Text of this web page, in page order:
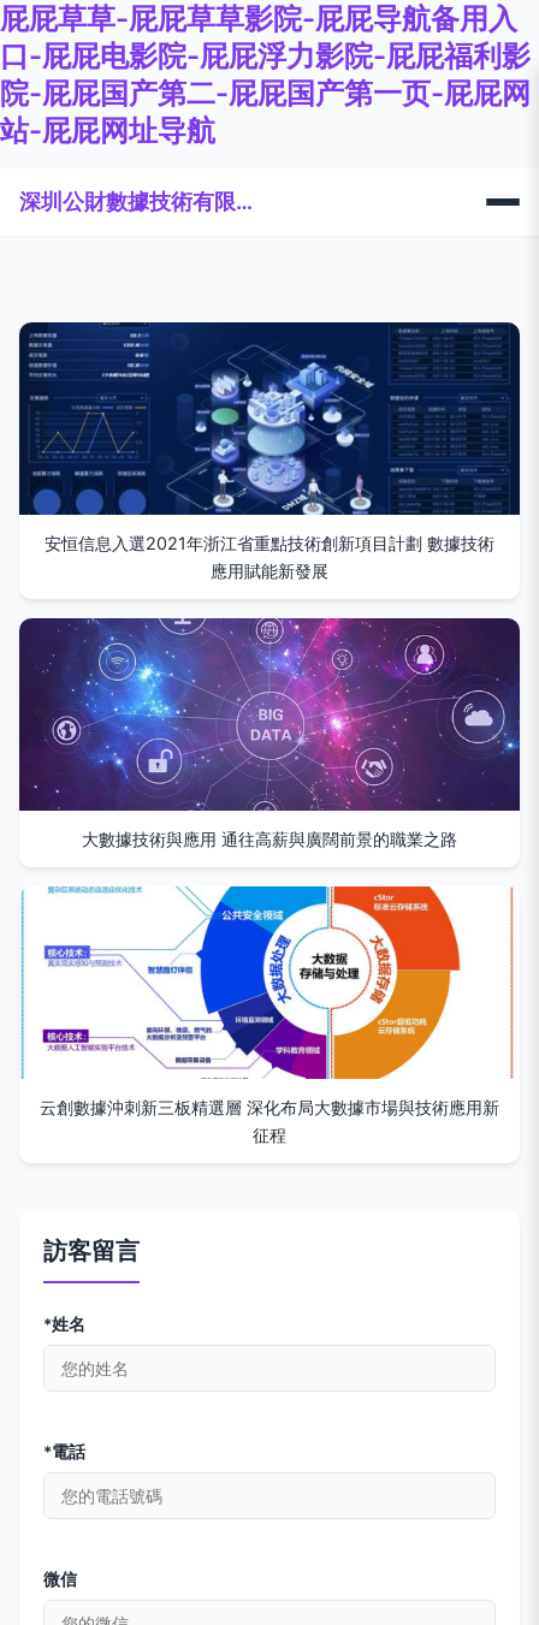
屁屁草草-屁屁草草影院-屁屁导航备用入
口-屁屁电影院-屁屁浮力影院-屁屁福利影
院-屁屁国产第二-屁屁国产第一页-屁屁网
站-屁屁网址导航
深圳公財數據技術有限公司
安恒信息入選2021年浙江省重點技術創新項目計劃 數據技術
應用賦能新發展
大數據技術與應用 通往高薪與廣闊前景的職業之路
云創數據沖刺新三板精選層 深化布局大數據市場與技術應用新
征程
訪客留言
*姓名
*電話
微信